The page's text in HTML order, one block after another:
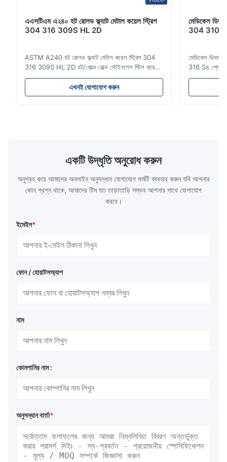
professional service, accurate documents, and smooth
delivery. Highly recommended for construction and medical
applications.
Michael
Oct 29.2025
Good quality stainless steel coil. The delivery was on time and
এএসটিএম এ২৪০ হট রোলড ফ্ল্যাট মেটাল কয়েল স্ট্রিপ
304 316 309S HL 2D
ASTM A240 হট রোলড ফ্ল্যাট মেটাল কয়েল স্ট্রিপ 304
316 309S HL 2D হট/কোল্ড রোল্ড স্টেইনলেস স্টিল কয়েল
স্ট্রিপ 304 316 309S 310 310S 316L 321 ASTM
A240 পণ্যের স্পেসিফিকেশন পণ্যের নাম স্টেইনলেস স্টিল
কয়েল / স্ট্রিপ স্পেসিফিকেশন বেধ: হট রোল্ড (3.0-300মিমি),
এখনই যোগাযোগ করুন
মেডিকেল
304 310
মেডিকেল
316 Ss প্লেট
স্টেইনলেস
স্টিলের একটি
একটি উদ্ধৃতি অনুরোধ করুন
অনুগ্রহ করে আমাদের অনলাইন অনুসন্ধান যোগাযোগ ফর্মটি ব্যবহার করুন যদি আপনার
কোন প্রশ্ন থাকে, আমাদের টিম যত তাড়াতাড়ি সম্ভব আপনার সাথে যোগাযোগ
করবে।
ইমেইল*
ফোন / হোয়াটসঅ্যাপ
নাম
কোমপানির নাম :
অনুসন্ধান বার্তা*